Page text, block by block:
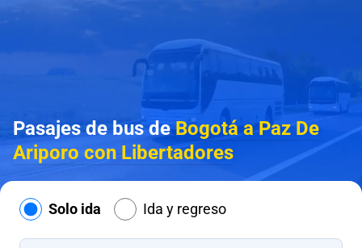
Pasajes de bus deBogotá a Paz De
Ariporo con Libertadores
Solo ida Ida y regreso